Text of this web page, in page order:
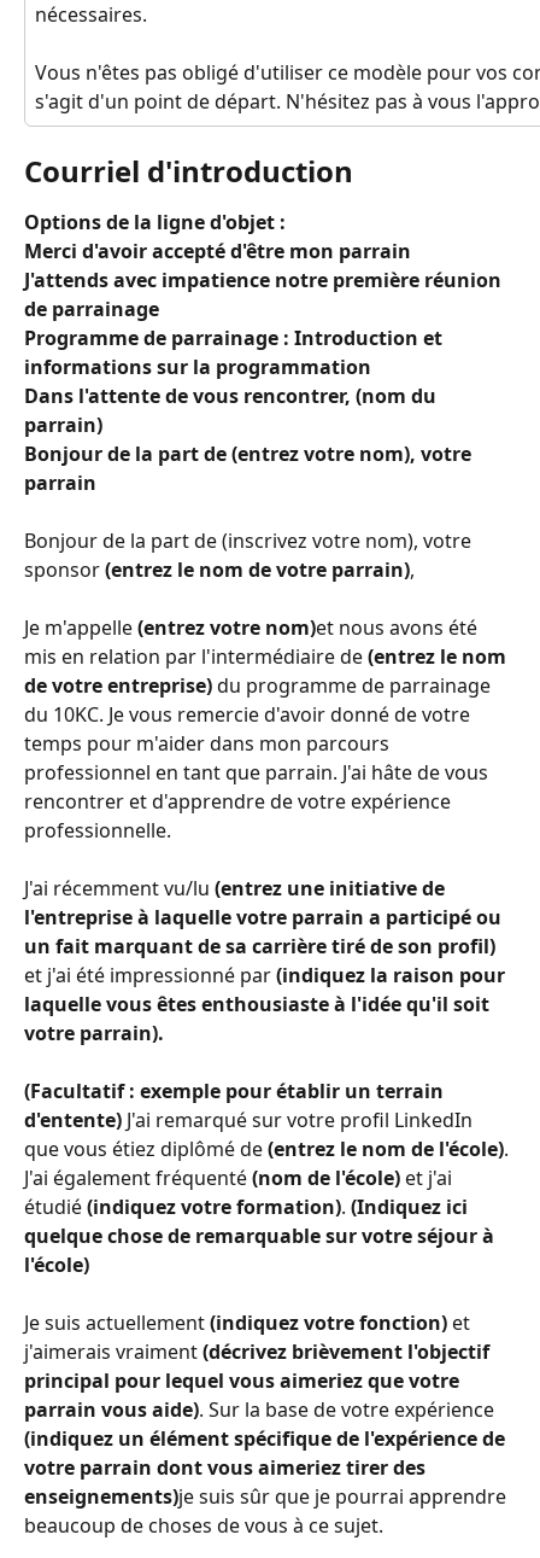
nécessaires.
Vous n'êtes pas obligé d'utiliser ce modèle pour vos
s'agit d'un point de départ. N'hésitez pas à vous
Courriel d'introduction
Options de la ligne d'objet :
Merci d'avoir accepté d'être mon parrain
J'attends avec impatience notre première réunion
de parrainage
Programme de parrainage : Introduction et
informations sur la programmation
Dans l'attente de vous rencontrer, (nom du
parrain)
Bonjour de la part de (entrez votre nom), votre
parrain
Bonjour de la part de (inscrivez votre nom), votre
sponsor (entrez le nom de votre parrain),
Je m'appelle (entrez votre nom)et nous avons été
mis en relation par l'intermédiaire de (entrez le nom
de votre entreprise) du programme de parrainage
du 10KC. Je vous remercie d'avoir donné de votre
temps pour m'aider dans mon parcours
professionnel en tant que parrain. J'ai hâte de vous
rencontrer et d'apprendre de votre expérience
professionnelle.
J'ai récemment vu/lu (entrez une initiative de
l'entreprise à laquelle votre parrain a participé ou
un fait marquant de sa carrière tiré de son profil)
et j'ai été impressionné par (indiquez la raison pour
laquelle vous êtes enthousiaste à l'idée qu'il soit
votre parrain).
(Facultatif : exemple pour établir un terrain
d'entente) J'ai remarqué sur votre profil LinkedIn
que vous étiez diplômé de (entrez le nom de l'école).
J'ai également fréquenté (nom de l'école) et j'ai
étudié (indiquez votre formation). (Indiquez ici
quelque chose de remarquable sur votre séjour à
l'école)
Je suis actuellement (indiquez votre fonction) et
j'aimerais vraiment (décrivez brièvement l'objectif
principal pour lequel vous aimeriez que votre
parrain vous aide). Sur la base de votre expérience
(indiquez un élément spécifique de l'expérience de
votre parrain dont vous aimeriez tirer des
enseignements)je suis sûr que je pourrai apprendre
beaucoup de choses de vous à ce sujet.